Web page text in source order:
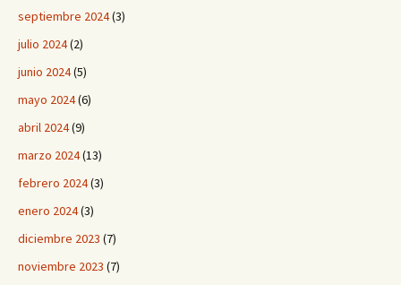
septiembre 2024(3)
julio 2024(2)
junio 2024(5)
mayo 2024(6)
abril 2024(9)
marzo 2024(13)
febrero 2024(3)
enero 2024(3)
diciembre 2023 (7)
noviembre 2023 (7)